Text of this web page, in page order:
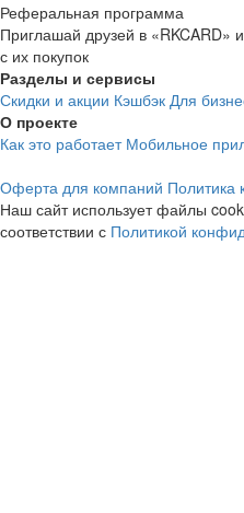
Реферальная программа
Приглашай друзей в «RKCARD»
с их покупок
Разделы и сервисы
Скидки и акции Кэшбэк Для
О проекте
Как это работает Мобильное
Оферта для компаний Политика
Наш сайт использует файлы
соответствии с Политикой